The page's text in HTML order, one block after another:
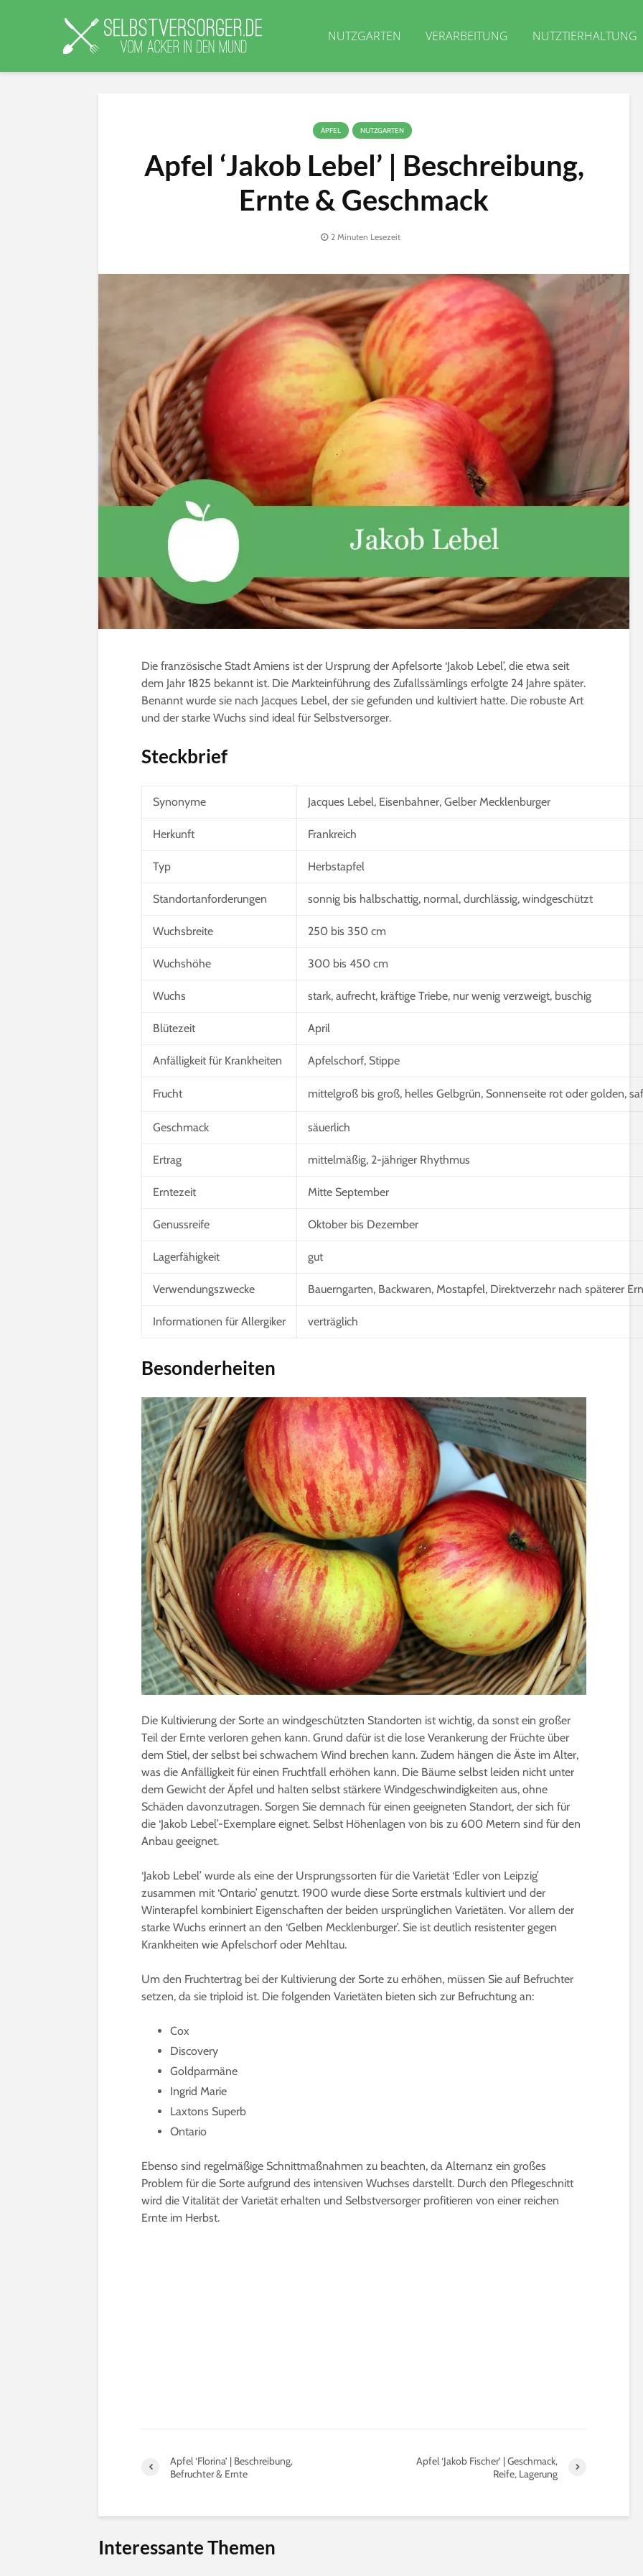
NUTZGARTEN VERARBEITUNG NUTZTIERHALTUNG
ÄPFEL NUTZGARTEN
Apfel ‘Jakob Lebel’ | Beschreibung,
Ernte & Geschmack
2 Minuten Lesezeit
Die französische Stadt Amiens ist der Ursprung der Apfelsorte ‘Jakob Lebel’, die etwa seit
dem Jahr 1825 bekannt ist. Die Markteinführung des Zufallssämlings erfolgte 24 Jahre später.
Benannt wurde sie nach Jacques Lebel, der sie gefunden und kultiviert hatte. Die robuste Art
und der starke Wuchs sind ideal für Selbstversorger.
Steckbrief
Synonyme Jacques Lebel, Eisenbahner, Gelber Mecklenburger
Herkunft Frankreich
Typ Herbstapfel
Standortanforderungen sonnig bis halbschattig, normal, durchlässig, windgeschützt
Wuchsbreite 250 bis 350 cm
Wuchshöhe 300 bis 450 cm
Wuchs stark, aufrecht, kräftige Triebe, nur wenig verzweigt, buschig
Blütezeit April
Anfälligkeit für Krankheiten Apfelschorf, Stippe
Frucht mittelgroß bis groß, helles Gelbgrün, Sonnenseite rot oder golden,
Geschmack säuerlich
Ertrag mittelmäßig, 2-jähriger Rhythmus
Erntezeit Mitte September
Genussreife Oktober bis Dezember
Lagerfähigkeit gut
Verwendungszwecke Bauerngarten, Backwaren, Mostapfel, Direktverzehr nach späterer
Informationen für Allergiker verträglich
Besonderheiten
Die Kultivierung der Sorte an windgeschützten Standorten ist wichtig, da sonst ein großer
Teil der Ernte verloren gehen kann. Grund dafür ist die lose Verankerung der Früchte über
dem Stiel, der selbst bei schwachem Wind brechen kann. Zudem hängen die Äste im Alter,
was die Anfälligkeit für einen Fruchtfall erhöhen kann. Die Bäume selbst leiden nicht unter
dem Gewicht der Äpfel und halten selbst stärkere Windgeschwindigkeiten aus, ohne
Schäden davonzutragen. Sorgen Sie demnach für einen geeigneten Standort, der sich für
die ‘Jakob Lebel’-Exemplare eignet. Selbst Höhenlagen von bis zu 600 Metern sind für den
Anbau geeignet.
‘Jakob Lebel’ wurde als eine der Ursprungssorten für die Varietät ‘Edler von Leipzig’
zusammen mit ‘Ontario’ genutzt. 1900 wurde diese Sorte erstmals kultiviert und der
Winterapfel kombiniert Eigenschaften der beiden ursprünglichen Varietäten. Vor allem der
starke Wuchs erinnert an den ‘Gelben Mecklenburger’. Sie ist deutlich resistenter gegen
Krankheiten wie Apfelschorf oder Mehltau.
Um den Fruchtertrag bei der Kultivierung der Sorte zu erhöhen, müssen Sie auf Befruchter
setzen, da sie triploid ist. Die folgenden Varietäten bieten sich zur Befruchtung an:
Cox
Discovery
Goldparmäne
Ingrid Marie
Laxtons Superb
Ontario
Ebenso sind regelmäßige Schnittmaßnahmen zu beachten, da Alternanz ein großes
Problem für die Sorte aufgrund des intensiven Wuchses darstellt. Durch den Pflegeschnitt
wird die Vitalität der Varietät erhalten und Selbstversorger profitieren von einer reichen
Ernte im Herbst.
Apfel ‘Florina’ | Beschreibung,
Befruchter & Ernte
Apfel ‘Jakob Fischer’ | Geschmack,
Reife, Lagerung
Interessante Themen
4 Minuten Lesezeit
Affenbrotbaum,
Sirup, Gelee & Co. | 6
3 Minuten
Sprossen für